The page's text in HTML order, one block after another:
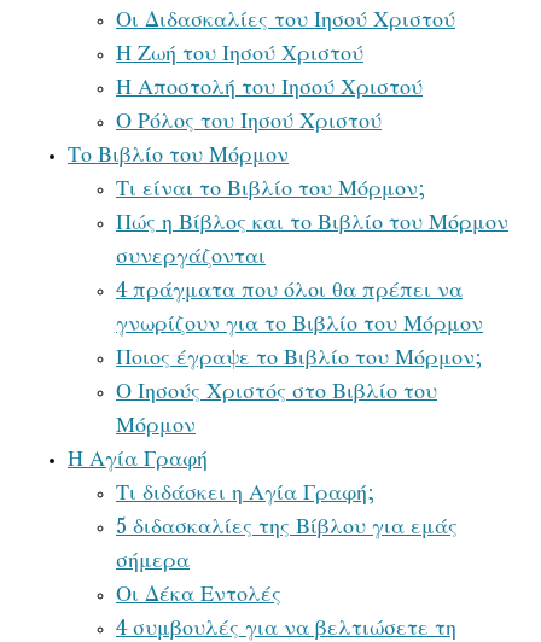
Οι Διδασκαλίες του Ιησού Χριστού
Η Ζωή του Ιησού Χριστού
Η Αποστολή του Ιησού Χριστού
Ο Ρόλος του Ιησού Χριστού
Το Βιβλίο του Μόρμον
Τι είναι το Βιβλίο του Μόρμον;
Πώς η Βίβλος και το Βιβλίο του Μόρμον
συνεργάζονται
4 πράγματα που όλοι θα πρέπει να
γνωρίζουν για το Βιβλίο του Μόρμον
Ποιος έγραψε το Βιβλίο του Μόρμον;
Ο Ιησούς Χριστός στο Βιβλίο του
Μόρμον
Η Αγία Γραφή
Τι διδάσκει η Αγία Γραφή;
5 διδασκαλίες της Βίβλου για εμάς
σήμερα
Οι Δέκα Εντολές
4 συμβουλές για να βελτιώσετε τη